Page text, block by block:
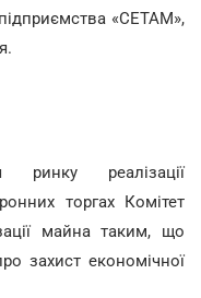
«СЕТАМ»,
ринку реалізації
торгах Комітет
майна таким, що
захист економічної